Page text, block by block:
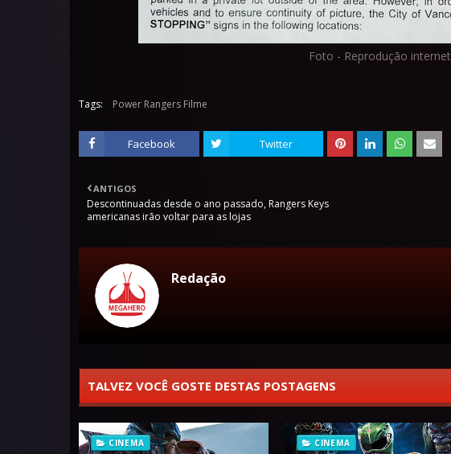
Foto - Reprodução internet
Tags: Power Rangers Filme
Facebook Twitter
ANTIGOS
Descontinuadas desde o ano passado, Rangers Keys
americanas irão voltar para as lojas
Redação
TALVEZ VOCÊ GOSTE DESTAS POSTAGENS
CINEMA CINEMA